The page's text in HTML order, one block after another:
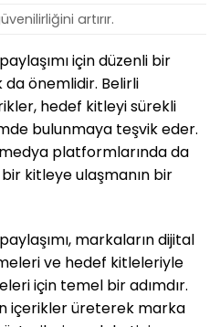
artırır.
için düzenli bir
önemlidir. Belirli
hedef kitleyi sürekli
bulunmaya teşvik eder.
platformlarında da
kitleye ulaşmanın bir
markaların dijital
ve hedef kitleleriyle
için temel bir adımdır.
içerikler üreterek marka